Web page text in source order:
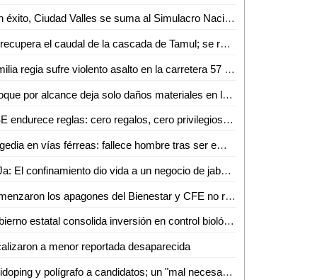
Con éxito, Ciudad Valles se suma al Simulacro Nacional; miles de ciudadanos participan
Se recupera el caudal de la cascada de Tamul; se restablecen condiciones en el Río Gallinas
Familia regia sufre violento asalto en la carretera 57 a la altura de Matehuala
Choque por alcance deja solo daños materiales en la Valles–Tampico
IFSE endurece reglas: cero regalos, cero privilegios y mayor control ético en servidores públicos
Tragedia en vías férreas: fallece hombre tras ser embestido por el tren
SoJa: El confinamiento dio vida a un negocio de jabones artesanales en Ciudad Valles
Comenzaron los apagones del Bienestar y CFE no responde en Valles
Gobierno estatal consolida inversión en control biológico para el campo
a menor reportada desaparecida
Antidoping y polígrafo a candidatos; un "mal necesario" para SLP: Frinné Azuara